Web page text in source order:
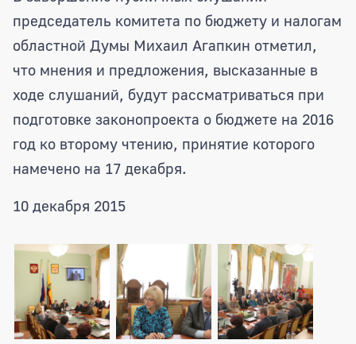
председатель комитета по бюджету и налогам
областной Думы Михаил Агапкин отметил,
что мнения и предложения, высказанные в
ходе слушаний, будут рассматриваться при
подготовке законопроекта о бюджете на 2016
год ко второму чтению, принятие которого
намечено на 17 декабря.
10 декабря 2015